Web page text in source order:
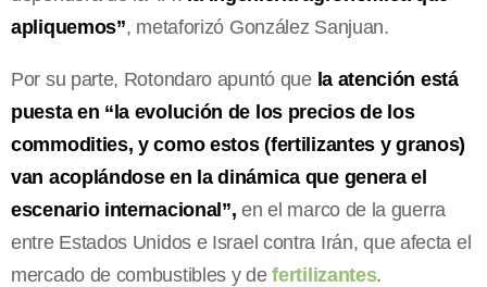
apliquemos”, metaforizó González Sanjuan.
Por su parte, Rotondaro apuntó que la atención está
puesta en “la evolución de los precios de los
commodities, y como estos (fertilizantes y granos)
van acoplándose en la dinámica que genera el
escenario internacional”, en el marco de la guerra
entre Estados Unidos e Israel contra Irán, que afecta el
mercado de combustibles y defertilizantes.